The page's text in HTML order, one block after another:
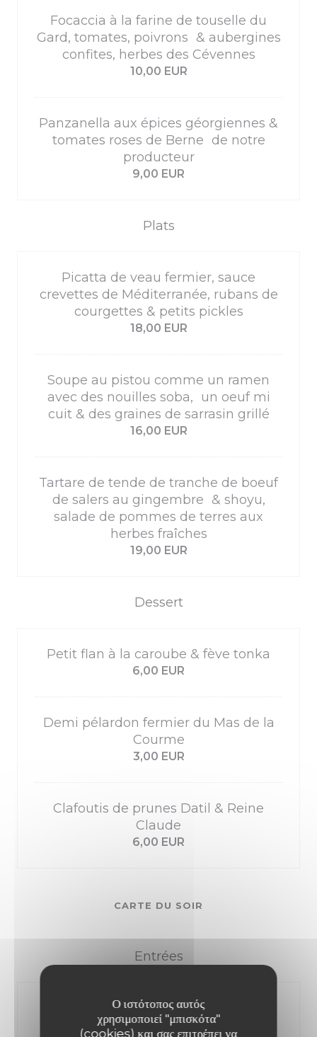
Ο ιστότοπος αυτός
χρησιμοποιεί "μπισκότα"
(cookies) και σας επιτρέπει να
Focaccia à la farine de touselle du
Gard, tomates, poivrons & aubergines
confites, herbes des Cévennes
10,00 EUR
Panzanella aux épices géorgiennes &
tomates roses de Berne de notre
producteur
9,00 EUR
Plats
Picatta de veau fermier, sauce
crevettes de Méditerranée, rubans de
courgettes & petits pickles
18,00 EUR
Soupe au pistou comme un ramen
avec des nouilles soba, un oeuf mi
cuit & des graines de sarrasin grillé
16,00 EUR
Tartare de tende de tranche de boeuf
de salers au gingembre & shoyu,
salade de pommes de terres aux
herbes fraîches
19,00 EUR
Dessert
Petit flan à la caroube & fève tonka
6,00 EUR
Demi pélardon fermier du Mas de la
Courme
3,00 EUR
Clafoutis de prunes Datil & Reine
Claude
6,00 EUR
CARTE DU SOIR
Entrées
Petite soupe au pistou au basilic thaï
& parmesan affiné